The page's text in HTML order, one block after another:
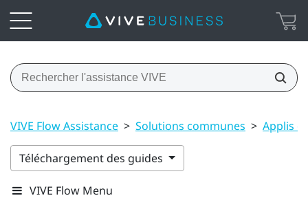
VIVE Flow Assistance > Solutions communes > Applis
Téléchargement des guides
VIVE Flow Menu